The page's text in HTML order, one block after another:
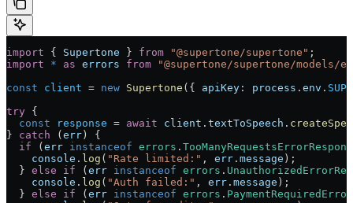
import { Supertone } from "@supertone/supertone" ;
import * as errors from "@supertone/supertone/models/
const client = new Supertone ({ apiKey: process . env .
try {
  const
response = await client . textToSpeech .
} catch ( err ) {
  if
( err instanceof errors .
    console
. log ( "Rate limited:" , err . message );
  }
else if ( err instanceof errors .
    console
. log ( "Auth failed:" , err . message );
  }
else if ( err instanceof errors .